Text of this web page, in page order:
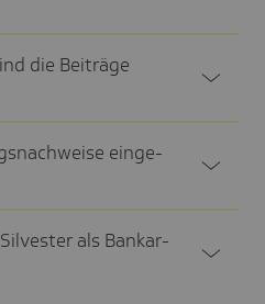
die Beiträge
einge­
als Bank­ar­